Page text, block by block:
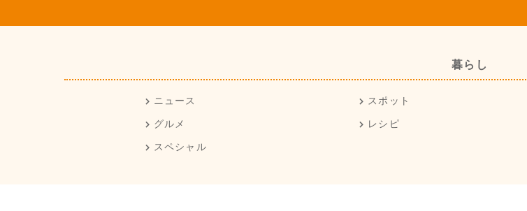
暮らし
ニュース スポット
グルメ レシピ
スペシャル